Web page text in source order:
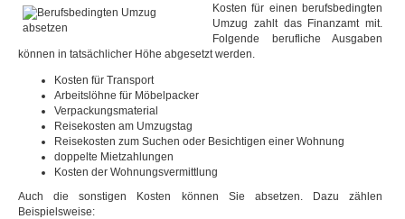
Kosten für einen berufsbedingten
Umzug zahlt das Finanzamt mit.
Folgende berufliche Ausgaben
können in tatsächlicher Höhe abgesetzt werden.
Kosten für Transport
Arbeitslöhne für Möbelpacker
Verpackungsmaterial
Reisekosten am Umzugstag
Reisekosten zum Suchen oder Besichtigen einer Wohnung
doppelte Mietzahlungen
Kosten der Wohnungsvermittlung
Auch die sonstigen Kosten können Sie absetzen. Dazu zählen
Beispielsweise: